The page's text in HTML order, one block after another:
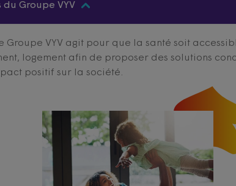
Groupe VYV
VYV agit pour que la santé soit
logement afin de proposer des solutions
positif sur la société.